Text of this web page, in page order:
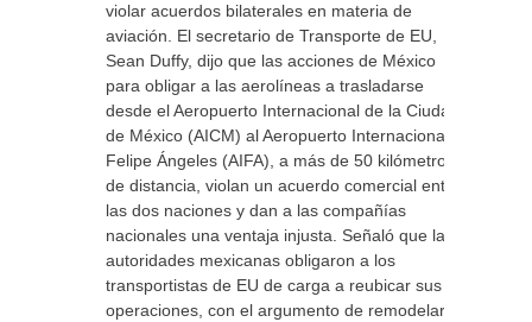
violar acuerdos bilaterales en materia de
aviación. El secretario de Transporte de EU,
Sean Duffy, dijo que las acciones de México
para obligar a las aerolíneas a trasladarse
desde el Aeropuerto Internacional de la Ciudad
de México (AICM) al Aeropuerto Internacional
Felipe Ángeles (AIFA), a más de 50 kilómetros
de distancia, violan un acuerdo comercial entre
las dos naciones y dan a las compañías
nacionales una ventaja injusta. Señaló que las
autoridades mexicanas obligaron a los
transportistas de EU de carga a reubicar sus
operaciones, con el argumento de remodelar